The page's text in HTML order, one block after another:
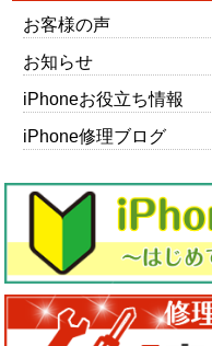
お客様の声
お知らせ
iPhoneお役立ち情報
iPhone修理ブログ